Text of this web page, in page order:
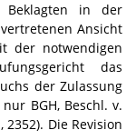
Beklagten in der
Ansicht
der notwendigen
das
der Zulassung
BGH, Beschl. v.
2352). Die Revision